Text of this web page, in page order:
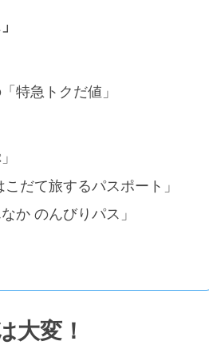
特急トクだ値」
だて旅するパスポート」
か のんびりパス」
大変！